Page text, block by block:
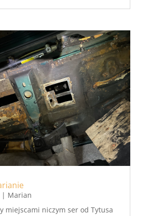
Marian
miejscami niczym ser od Tytusa